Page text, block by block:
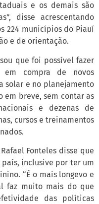
e os demais são
disse acrescentando
224 municípios do Piauí
e de orientação.
que foi possível fazer
em compra de novos
solar e no planejamento
em breve, sem contar as
e dezenas de
cursos e treinamentos
Fonteles disse que
país, inclusive por ter um
“É o mais longevo e
faz muito mais do que
das políticas